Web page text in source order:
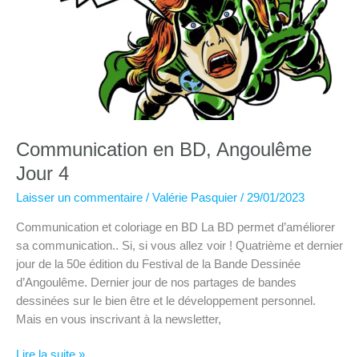
Communication en BD, Angoulême
Jour 4
Laisser un commentaire / Valérie Pasquier / 29/01/2023
Communication et coloriage en BD La BD permet d’améliorer
sa communication.. Si, si vous allez voir ! Quatrième et dernier
jour de la 50e édition du Festival de la Bande Dessinée
d’Angoulême. Dernier jour de nos partages de bandes
dessinées sur le bien être et le développement personnel.
Mais en vous inscrivant à la newsletter,
Communication